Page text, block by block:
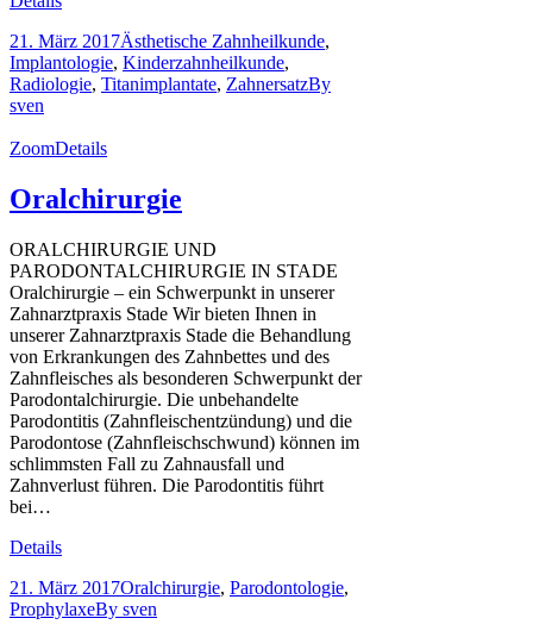
21. März 2017Ästhetische Zahnheilkunde,
Implantologie, Kinderzahnheilkunde,
Radiologie, Titanimplantate, ZahnersatzBy
sven
ZoomDetails
Oralchirurgie
ORALCHIRURGIE UND
PARODONTALCHIRURGIE IN STADE
Oralchirurgie – ein Schwerpunkt in unserer
Zahnarztpraxis Stade Wir bieten Ihnen in
unserer Zahnarztpraxis Stade die Behandlung
von Erkrankungen des Zahnbettes und des
Zahnfleisches als besonderen Schwerpunkt der
Parodontalchirurgie. Die unbehandelte
Parodontitis (Zahnfleischentzündung) und die
Parodontose (Zahnfleischschwund) können im
schlimmsten Fall zu Zahnausfall und
Zahnverlust führen. Die Parodontitis führt
bei…
Details
21. März 2017Oralchirurgie, Parodontologie,
ProphylaxeBy sven